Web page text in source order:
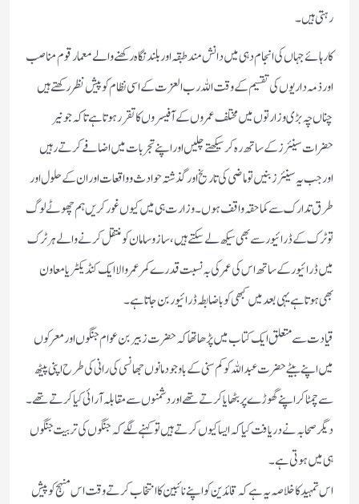
رہتی ہیں‏۔
كارہا ئے جہاں كی انجام دہی میں دانش مند طبقہ اور بلندنگاہ ركھنے والے معمار قوم مناصب
اور ذمہ داریوں كی تقسیم كے وقت اللہ رب العزت كے اسی نظام كو پیش نظر ركھتے ہیں
چناں چہ بڑی وزارتوں میں مختلف عمروں كے آفیسروں كا تقرر ہوتا ہے تا كہ جونیر
حضرات سینئر ز كے ساتھ رہ كر سیكھتے چلیں اور اپنے تجربات میں اضافے كرتے رہیں
اورجب یہ سینئرز بنیں تو ماضی كی تاریخ اور گذشتہ حوادث وواقعات اور ان كے حلول اور
طرق تدارك سے كما حقہ واقف ہوں۔ وزارت ہی میں كیوں غور كریں ہم چھوٹے لوگ
تو ٹرك كے ڈرائیور سے بھی سیكھ لے سكتے ہیں ‏، سازوسامان كو منتقل كرنے والے ہرٹرك
میں ڈرائیور كے ساتھ اس كی عمر كی بہ نسبت قدرے كمر عمر والا ایك كنڈیكٹر یا معاون
بھی ہوتا ہے یہی بعد میں كبھی كوباضابطہ ڈرائیور بن جاتا ہے۔
قیادت سے متعلق ایك كتاب میں پڑھا تھا كہ حضرت زبیربن عوام جنگوں اورمعركوں
میں اپنے بیٹے حضرت عبداللہ كو كم سنی كے باوجود مانوں جھانسی كی رانی كی طرح اپنی پیٹھ
سے چمٹا كر اپنے گھوڑے پر بٹھایا كرتے تھے اور دشمنوں سے مقابلہ آرائی كیا كرتے تھے۔
دیگر صحابہ نے دریافت كیا كہ ایسا كیوں كرتےہیں توكہنے لگے كہ جنگوں كی تربیت جنگوں
ہی میں ہوتی ہے۔
اس تمہید كا خلاصہ یہ ہے كہ قائدین كو اپنے نائبین كا انتخاب كرتےوقت اس منہج كو پیش